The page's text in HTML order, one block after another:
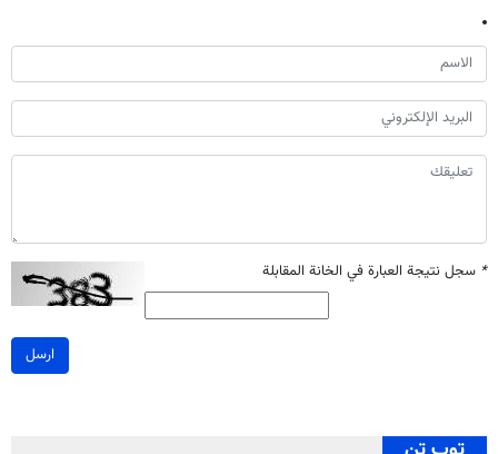
* سجل نتيجة العبارة في الخانة المقابلة
ارسل